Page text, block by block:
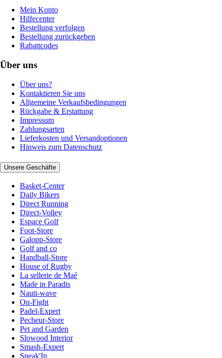
Mein Konto
Hilfecenter
Bestellung verfolgen
Bestellung zurückgeben
Rabattcodes
Über uns
Über uns?
Kontaktieren Sie uns
Allgemeine Verkaufsbedingungen
Rückgabe & Erstattung
Impressum
Zahlungsarten
Lieferkosten und Versandoptionen
Hinweis zum Datenschutz
Unsere Geschäfte
Basket-Center
Daily Bikers
Direct Running
Direct-Volley
Espace Golf
Foot-Store
Galopp-Store
Golf and co
Handball-Store
House of Rugby
La sellerie de Maé
Made in Paradis
Nauti-wave
On-Fight
Padel-Expert
Pecheur-Store
Pet and Garden
Slowood Interior
Smash-Expert
Sneak'In